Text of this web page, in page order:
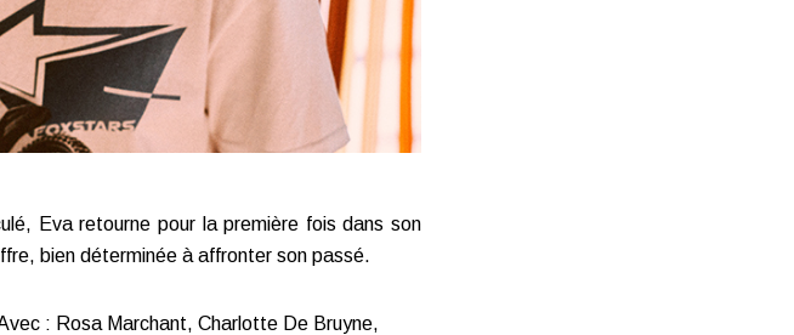
Eva retourne pour la première fois dans son
bien déterminée à affronter son passé.
: Rosa Marchant, Charlotte De Bruyne,